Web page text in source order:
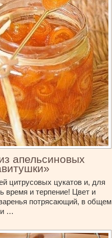
апельсиновых
цитрусовых цукатов и, для
время и терпение! Цвет и
потрясающий, в общем
…